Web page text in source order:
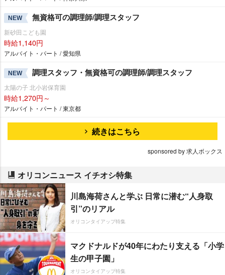
NEW 無資格可の調理師/調理スタッフ
新砂田こども園
時給1,140円
アルバイト・パート / 愛知県
NEW 調理スタッフ・無資格可の調理師/調理スタッフ
太陽の子 北小岩保育園
時給1,270円～
アルバイト・パート / 東京都
続きはこちら
sponsored by 求人ボックス
オリコンニュース イチオシ特集
川島海荷さんと学ぶ 日常に潜む“人身取
引”のリアル
オリコンタイアップ特集
マクドナルドが40年にわたり支える「小学
生の甲子園」
オリコンタイアップ特集